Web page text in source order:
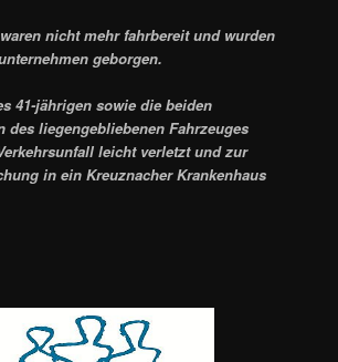
nicht mehr fahrbereit und wurden
geborgen.
41-jährigen sowie die beiden
des liegengebliebenen Fahrzeuges
leicht verletzt und zur
in ein Kreuznacher Krankenhaus